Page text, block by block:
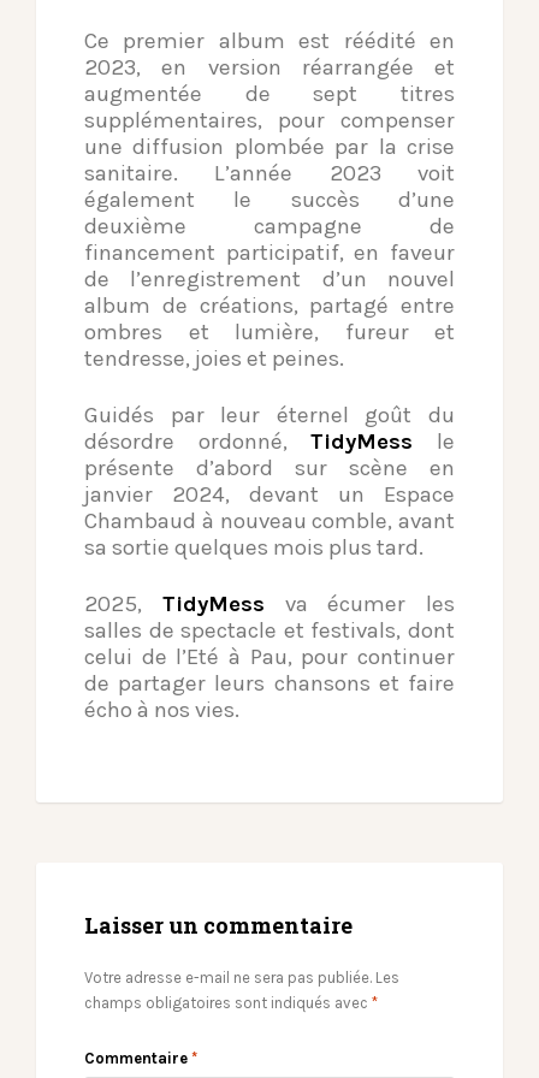
Ce premier album est réédité en
2023, en version réarrangée et
augmentée de sept titres
supplémentaires, pour compenser
une diffusion plombée par la crise
sanitaire. L’année 2023 voit
également le succès d’une
deuxième campagne de
financement participatif, en faveur
de l’enregistrement d’un nouvel
album de créations, partagé entre
ombres et lumière, fureur et
tendresse, joies et peines.
Guidés par leur éternel goût du
désordre ordonné,TidyMess le
présente d’abord sur scène en
janvier 2024, devant un Espace
Chambaud à nouveaucomble, avant
sa sortie quelques mois plus tard.
2025, TidyMess va écumer les
salles de spectacle et festivals, dont
celui de l’Eté à Pau, pour continuer
de partager leurs chansons et faire
écho à nos vies.
Laisser un commentaire
Votre adresse e-mail ne sera pas publiée. Les
champs obligatoires sont indiqués avec *
Commentaire *